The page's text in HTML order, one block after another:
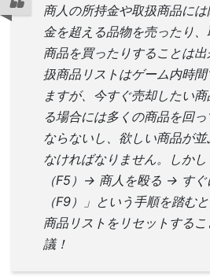
商人の所持金や取扱商品に
金を超える品物を売ったり
商品を買ったりすることは
扱商品リストはゲーム内時
ますが、今すぐ売却したい
る場合には多くの商品を回
ならないし、欲しい商品が
なければなりません。しか
（F5）→ 商人を殴る → す
（F9）」という手順を踏む
商品リストをリセットする
議！